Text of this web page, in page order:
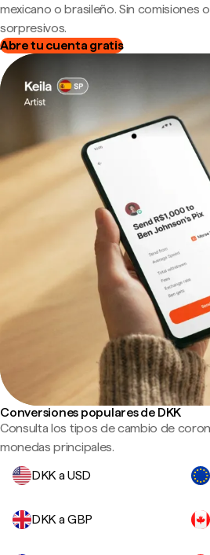
mexicano o brasileño. Sin comisiones
sorpresivos.
Abre tu cuenta gratis
Conversiones populares de DKK
Consulta los tipos de cambio de
monedas principales.
DKK a USD
DKK a GBP